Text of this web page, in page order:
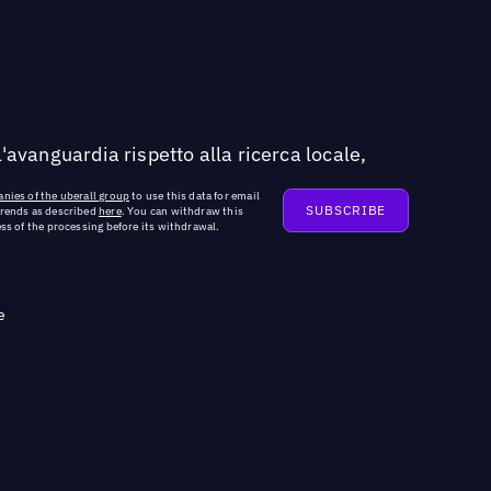
rispetto alla ricerca locale,
of the uberall groupto use this data for email
as described here. You can withdraw this
of the processing before its withdrawal.